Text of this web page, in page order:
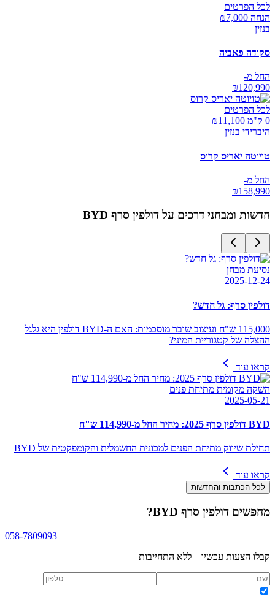
לכל הפרטים
הנחה ₪ 7,000
בנזין
סקודה פאביה
החל מ-
₪120,990
לכל הפרטים
0 ק"מ ₪
11,100
היברידי בנזין
טויוטה יאריס קרוס
החל מ-
₪158,990
חדשות ומבחני דרכים עלBYD דולפין סרף
נסיעת מבחן
2025-12-24
דולפין סרף: גל חדש?
115,000 ש"ח ועיצוב שובר מוסכמות: האם ה-BYD דולפין היא גלגל
ההצלה של קטגוריית המיני?
קראו עוד
השקה מקומית מתיחת פנים
2025-05-21
BYD דולפין סרף 2025: מחיר החל מ-114,990 ש"ח
תחילת שיווק מתיחת הפנים למכונית החשמלית והקומפקטית של BYD
קראו עוד
לכל הכתבות והחדשות
מחפשים BYD דולפין סרף ?
058-7809093
קבלו הצעות עכשיו – ללא התחייבות